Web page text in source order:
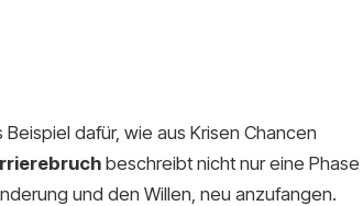
dafür, wie aus Krisen Chancen
beschreibt nicht nur eine Phase
und den Willen, neu anzufangen.